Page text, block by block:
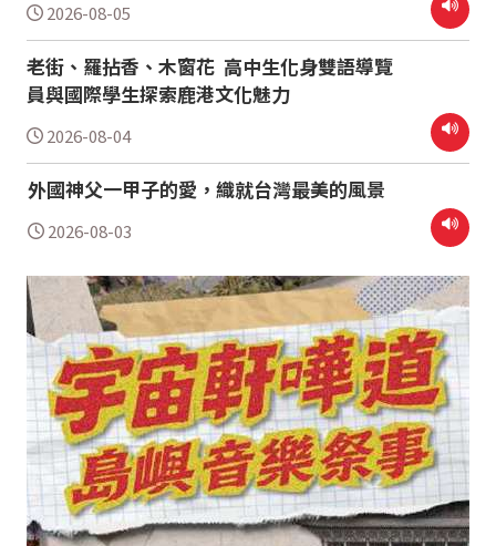
2026-08-05
老街、羅拈香、木窗花 高中生化身雙語導覽
員與國際學生探索鹿港文化魅力
2026-08-04
外國神父一甲子的愛，織就台灣最美的風景
2026-08-03